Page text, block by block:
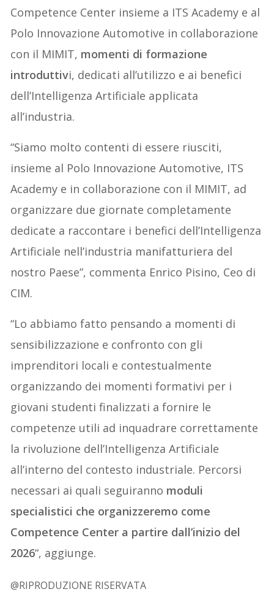
Competence Center insieme a ITS Academy e al
Polo Innovazione Automotive in collaborazione
con il MIMIT, momenti di formazione
introduttivi, dedicati all’utilizzo e ai benefici
dell’Intelligenza Artificiale applicata
all’industria.
“Siamo molto contenti di essere riusciti,
insieme al Polo Innovazione Automotive, ITS
Academy e in collaborazione con il MIMIT, ad
organizzare due giornate completamente
dedicate a raccontare i benefici dell’Intelligenza
Artificiale nell’industria manifatturiera del
nostro Paese”, commenta Enrico Pisino, Ceo di
CIM.
“Lo abbiamo fatto pensando a momenti di
sensibilizzazione e confronto con gli
imprenditori locali e contestualmente
organizzando dei momenti formativi per i
giovani studenti finalizzati a fornire le
competenze utili ad inquadrare correttamente
la rivoluzione dell’Intelligenza Artificiale
all’interno del contesto industriale. Percorsi
necessari ai quali seguiranno moduli
specialistici che organizzeremo come
Competence Center a partire dall’inizio del
2026“, aggiunge.
@RIPRODUZIONE RISERVATA